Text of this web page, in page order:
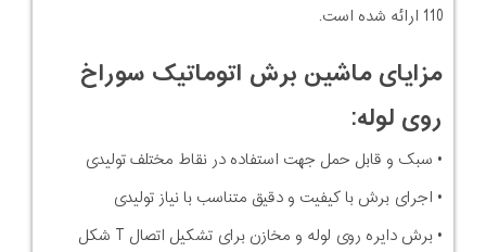
110 ارائه شده است.
مزایای ماشین برش اتوماتیک سوراخ
روی لوله:
• سبک و قابل حمل جهت استفاده در نقاط مختلف توليدی
• اجرای برش با کيفيت و دقيق متناسب با نياز توليدی
• برش دایره روی لوله و مخازن برای تشکيل اتصال T شکل